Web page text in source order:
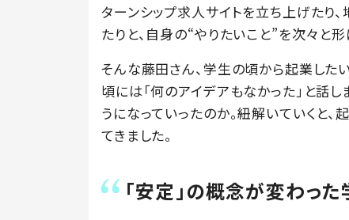
ターンシップ求人サイトを立ち上げたり
たりと、自身の“やりたいこと”を次々と形
そんな藤田さん、学生の頃から起業した
頃には「何のアイデアもなかった」と話
うになっていったのか。紐解いていくと
てきました。
「安定」の概念が変わっ